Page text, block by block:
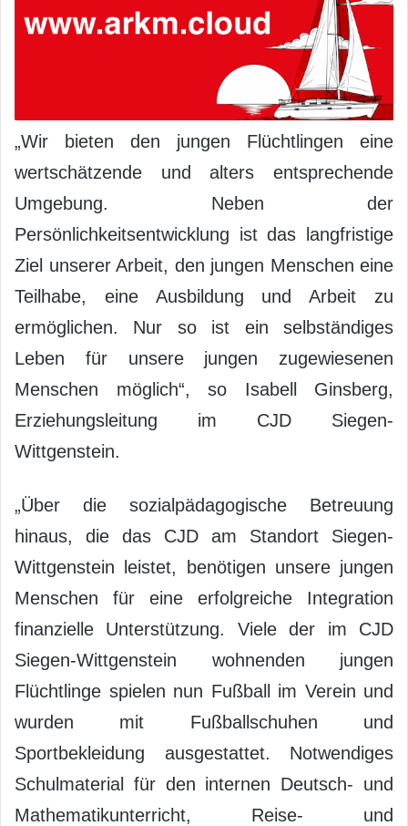
„Wir bieten den jungen Flüchtlingen eine
wertschätzende und alters entsprechende
Umgebung. Neben der
Persönlichkeitsentwicklung ist das langfristige
Ziel unserer Arbeit, den jungen Menschen eine
Teilhabe, eine Ausbildung und Arbeit zu
ermöglichen. Nur so ist ein selbständiges
Leben für unsere jungen zugewiesenen
Menschen möglich“, so Isabell Ginsberg,
Erziehungsleitung im CJD Siegen-
Wittgenstein.
„Über die sozialpädagogische Betreuung
hinaus, die das CJD am Standort Siegen-
Wittgenstein leistet, benötigen unsere jungen
Menschen für eine erfolgreiche Integration
finanzielle Unterstützung. Viele der im CJD
Siegen-Wittgenstein wohnenden jungen
Flüchtlinge spielen nun Fußball im Verein und
wurden mit Fußballschuhen und
Sportbekleidung ausgestattet. Notwendiges
Schulmaterial für den internen Deutsch- und
Mathematikunterricht, Reise- und